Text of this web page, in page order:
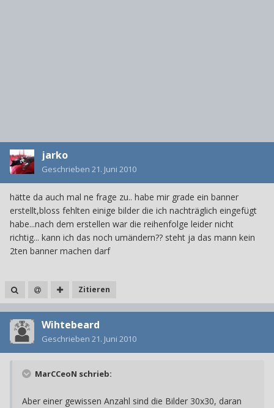
jarko
Geschrieben 21. Juni 2010
hätte da auch mal ne frage zu.. habe mir grade ein banner
erstellt,bloss fehlten einige bilder die ich nachträglich eingefügt
habe...nach dem erstellen war die reihenfolge leider nicht
richtig... kann ich das noch umändern?? steht ja das mann kein
2ten banner machen darf
Zitieren
Wihtebeard
Geschrieben 21. Juni 2010
MarCCeoN schrieb:
Aber einer gewissen Anzahl sind die Bilder 30x30, daran